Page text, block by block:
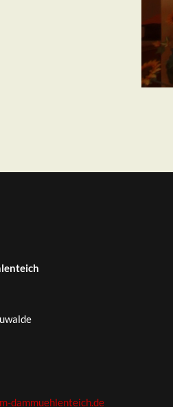
dammuehlenteich.de